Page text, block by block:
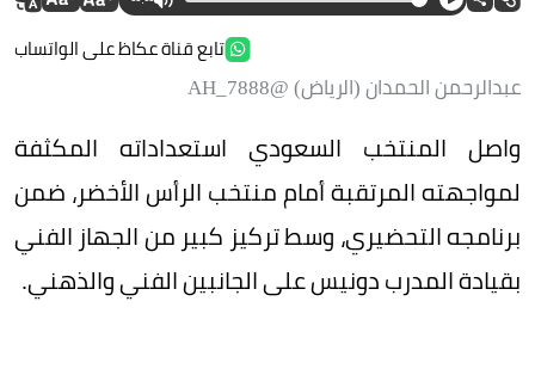
تابع قناة عكاظ على الواتساب
عبدالرحمن الحمدان (الرياض) @AH_7888
واصل المنتخب السعودي استعداداته المكثفة
لمواجهته المرتقبة أمام منتخب الرأس الأخضر، ضمن
برنامجه التحضيري، وسط تركيز كبير من الجهاز الفني
بقيادة المدرب دونيس على الجانبين الفني والذهني.